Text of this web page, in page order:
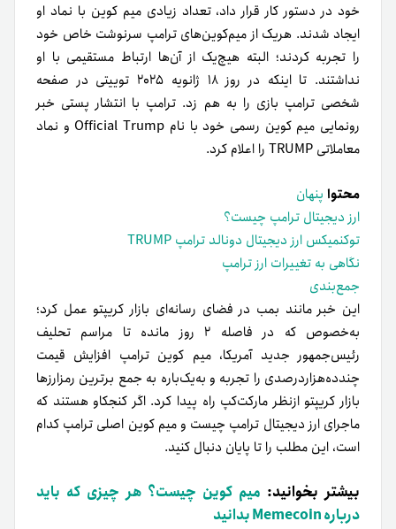
خود در دستور کار قرار داد، تعداد زیادی میم کوین با نماد او
ایجاد شدند. هریک از میم‌کوین‌های ترامپ سرنوشت خاص خود
را تجربه کردند؛ البته هیچ‌یک از آن‌ها ارتباط مستقیمی با او
نداشتند. تا اینکه در روز ۱۸ ژانویه ۲۰۲۵ توییتی در صفحه
شخصی ترامپ بازی را به‌ هم زد. ترامپ با انتشار پستی خبر
رونمایی میم کوین رسمی خود با نام Official Trump و نماد
معاملاتی TRUMP را اعلام کرد.
محتوا پنهان
ارز دیجیتال ترامپ چیست؟
توکنمیکس ارز دیجیتال دونالد ترامپ TRUMP
نگاهی به تغییرات ارز ترامپ
جمع‌بندی
این خبر مانند بمب در فضای رسانه‌ای بازار کریپتو عمل کرد؛
به‌خصوص که در فاصله ۲ روز مانده تا مراسم تحلیف
رئیس‌جمهور جدید آمریکا، میم کوین ترامپ افزایش قیمت
چند‌ده‌هزار‌درصدی را تجربه و به‌یک‌باره به‌ جمع برترین رمزارزها
بازار کریپتو از‌نظر مارکت‌کپ راه پیدا کرد. اگر کنجکاو هستند که
ماجرای ارز دیجیتال ترامپ چیست و میم کوین اصلی ترامپ کدام
است، این مطلب را تا پایان دنبال کنید.
بیشتر بخوانید: میم کوین چیست؟ هر چیزی که باید
درباره Memecoin بدانید